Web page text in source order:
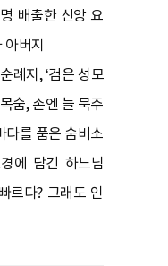
배출한 신앙 요
아버지
례지, ‘검은 성모
숨, 손엔 늘 묵주
다를 품은 숨비소
에 담긴 하느님
죽음, 원복음
르다? 그래도 인